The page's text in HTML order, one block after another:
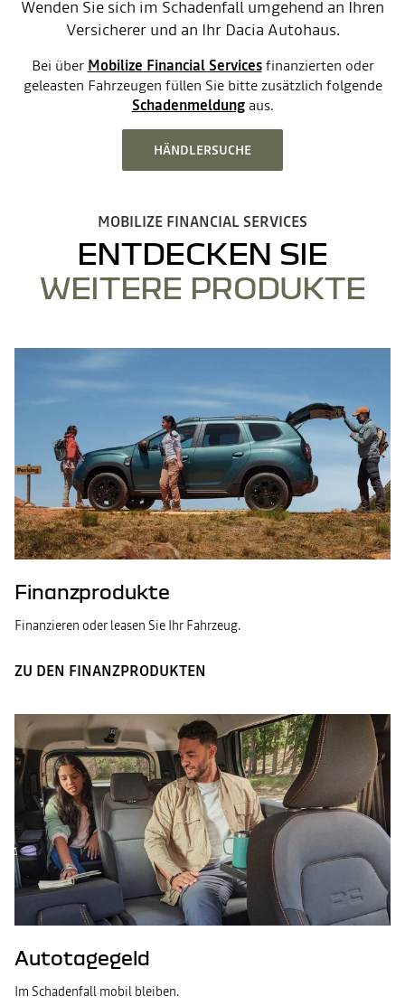
Wenden Sie sich im Schadenfall umgehend an Ihren
Versicherer und an Ihr Dacia Autohaus.
Bei über Mobilize Financial Servicesfinanzierten oder
geleasten Fahrzeugen füllen Sie bitte zusätzlich folgende
Schadenmeldungaus.
HÄNDLERSUCHE
MOBILIZE FINANCIAL SERVICES
ENTDECKEN SIE
WEITERE PRODUKTE
Finanzprodukte
Finanzieren oder leasen Sie Ihr Fahrzeug.
ZU DEN FINANZPRODUKTEN
Autotagegeld
Im Schadenfall mobil bleiben.